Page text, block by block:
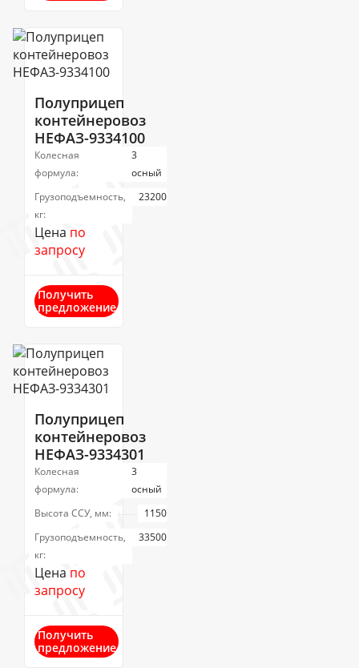
Полуприцеп
контейнеровоз
НЕФАЗ-9334100
Колесная
формула:
3
осный
Грузоподъемность,
кг:
23200
Цена по
запросу
Получить
предложение
Полуприцеп
контейнеровоз
НЕФАЗ-9334301
Колесная
формула:
3
осный
Высота ССУ, мм:
1150
Грузоподъемность,
кг:
33500
Цена по
запросу
Получить
предложение